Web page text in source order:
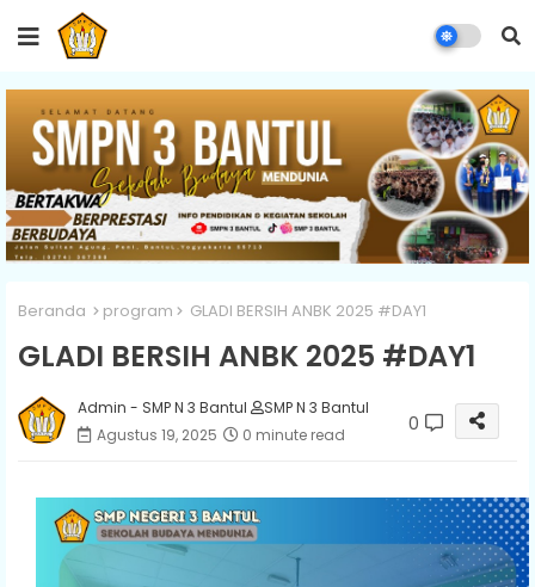
Beranda program GLADI BERSIH ANBK 2025 #DAY1
GLADI BERSIH ANBK 2025 #DAY1
Admin - SMP N 3 Bantul
SMP N 3 Bantul
Agustus 19, 2025
0 minute read 0